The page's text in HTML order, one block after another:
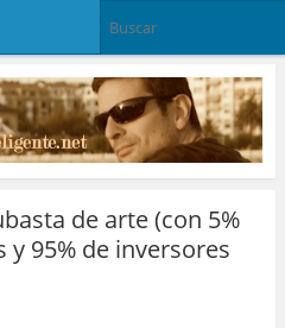
de arte (con 5%
95% de inversores